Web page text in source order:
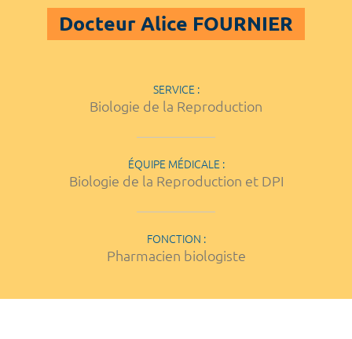
Docteur Alice FOURNIER
SERVICE :
Biologie de la Reproduction
ÉQUIPE MÉDICALE :
Biologie de la Reproduction et DPI
FONCTION :
Pharmacien biologiste